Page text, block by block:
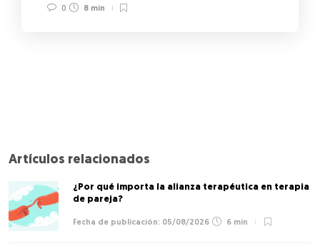
0
8 min
Artículos relacionados
¿Por qué importa la alianza terapéutica en terapia
de pareja?
05/08/2026 6 min